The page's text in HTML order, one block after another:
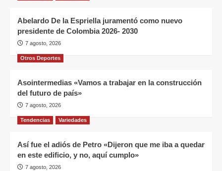
Abelardo De la Espriella juramentó como nuevo
presidente de Colombia 2026- 2030
7 agosto, 2026
Otros Deportes
Asointermedias «Vamos a trabajar en la construcción
del futuro de país»
7 agosto, 2026
Tendencias Variedades
Así fue el adiós de Petro «Dijeron que me iba a quedar
en este edificio, y no, aquí cumplo»
7 agosto, 2026